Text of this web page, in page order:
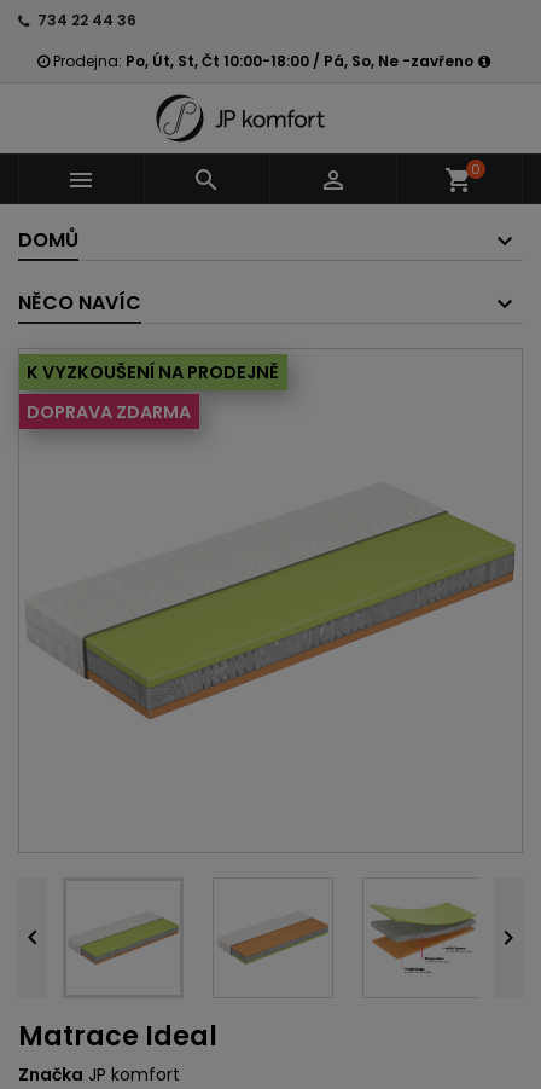
734 22 44 36
Prodejna: Po, Út, St, Čt 10:00-18:00 / Pá, So, Ne -zavřeno
   shopping_cart0
DOMŮ
NĚCO NAVÍC
K VYZKOUŠENÍ NA PRODEJNĚ
DOPRAVA ZDARMA
 
Matrace Ideal
Značka JP komfort